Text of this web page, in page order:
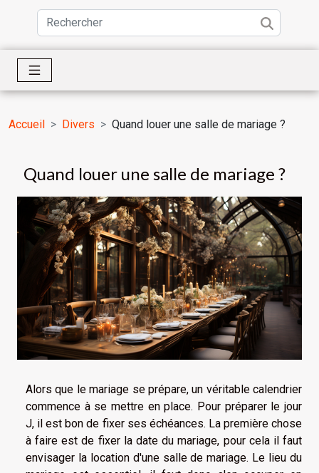
Accueil Divers Quand louer une salle de mariage ?
Quand louer une salle de mariage ?
Alors que le mariage se prépare, un véritable calendrier
commence à se mettre en place. Pour préparer le jour
J, il est bon de fixer ses échéances. La première chose
à faire est de fixer la date du mariage, pour cela il faut
envisager la location d'une salle de mariage. Le lieu du